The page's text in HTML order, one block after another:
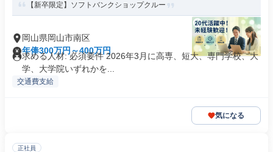
【新卒限定】ソフトバンクショップクルー
岡山県岡山市南区
年俸300万円～400万円
求める人材: 必須要件 2026年3月に高専、短大、専門学校、大
学、大学院いずれかを...
交通費支給
気になる
正社員